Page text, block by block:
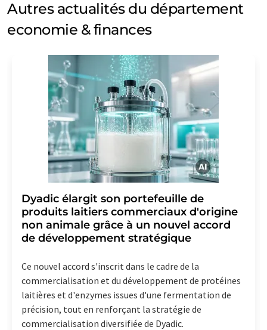
Autres actualités du département
economie & finances
Dyadic élargit son portefeuille de
produits laitiers commerciaux d'origine
non animale grâce à un nouvel accord
de développement stratégique
Ce nouvel accord s'inscrit dans le cadre de la
commercialisation et du développement de protéines
laitières et d'enzymes issues d'une fermentation de
précision, tout en renforçant la stratégie de
commercialisation diversifiée de Dyadic.